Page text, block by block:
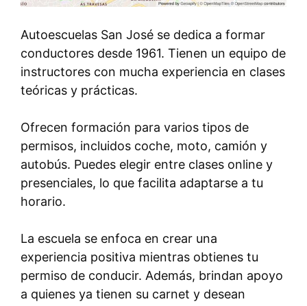
Autoescuelas San José se dedica a formar
conductores desde 1961. Tienen un equipo de
instructores con mucha experiencia en clases
teóricas y prácticas.
Ofrecen formación para varios tipos de
permisos, incluidos coche, moto, camión y
autobús. Puedes elegir entre clases online y
presenciales, lo que facilita adaptarse a tu
horario.
La escuela se enfoca en crear una
experiencia positiva mientras obtienes tu
permiso de conducir. Además, brindan apoyo
a quienes ya tienen su carnet y desean